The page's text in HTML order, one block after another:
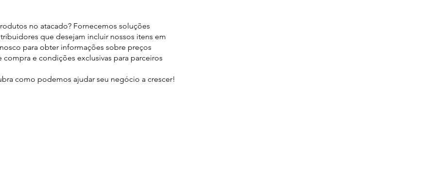
no atacado? Fornecemos soluções
que desejam incluir nossos itens em
para obter informações sobre preços
e condições exclusivas para parceiros
como podemos ajudar seu negócio a crescer!